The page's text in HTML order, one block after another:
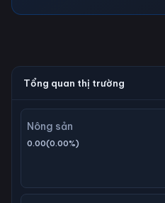
Tổng quan thị trường
Nông sản
0.00(0.00%)